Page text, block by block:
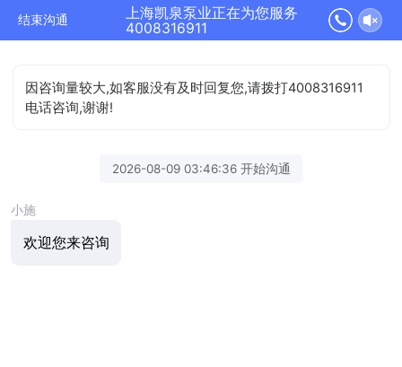
结束沟通
上海凯泉泵业正在为您服务
4008316911
因咨询量较大,如客服没有及时回复您,请拨打4008316911
电话咨询,谢谢!
2026-08-09 03:46:36 开始沟通
小施
欢迎您来咨询